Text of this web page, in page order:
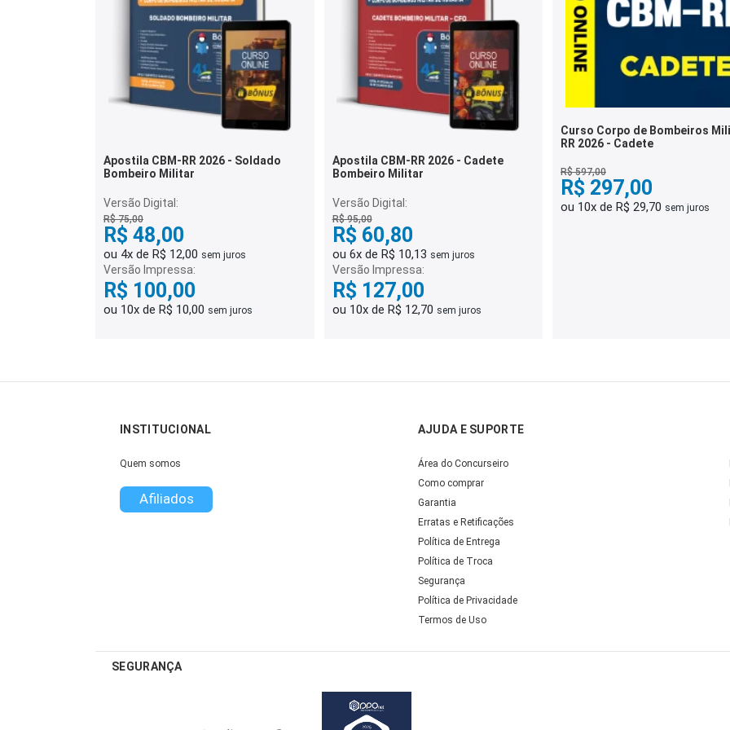
Apostila CBM-RR 2026 - Soldado
Bombeiro Militar
Versão Digital:
R$ 75,00
R$ 48,00
ou 4x de R$ 12,00 sem juros
Versão Impressa:
R$ 100,00
ou 10x de R$ 10,00 sem juros
Apostila CBM-RR 2026 - Cadete
Bombeiro Militar
Versão Digital:
R$ 95,00
R$ 60,80
ou 6x de R$ 10,13 sem juros
Versão Impressa:
R$ 127,00
ou 10x de R$ 12,70 sem juros
Curso Corpo de Bombeiros
RR 2026 - Cadete
R$ 597,00
R$ 297,00
ou 10x de R$ 29,70 sem juros
INSTITUCIONAL
Quem somos
Afiliados
AJUDA E SUPORTE
Área do Concurseiro
Como comprar
Garantia
Erratas e Retificações
Política de Entrega
Política de Troca
Segurança
Política de Privacidade
Termos de Uso
SEGURANÇA